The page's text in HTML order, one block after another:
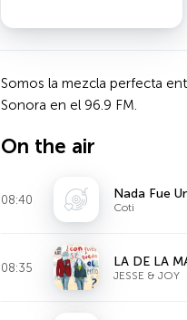
Somos la mezcla perfecta
Sonora en el 96.9 FM.
On the air
08:40 Nada Fue
Coti
08:35 LA DE LA
JESSE & JOY